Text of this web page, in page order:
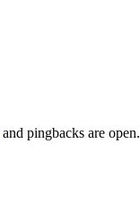
and pingbacks are open.